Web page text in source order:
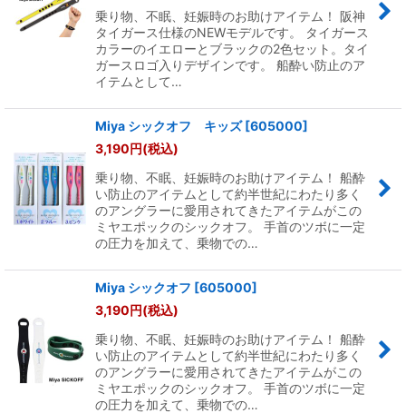
乗り物、不眠、妊娠時のお助けアイテム！ 阪神
タイガース仕様のNEWモデルです。 タイガース
カラーのイエローとブラックの2色セット。タイ
ガースロゴ入りデザインです。 船酔い防止のア
イテムとして…
Miya シックオフ キッズ [605000]
3,190円(税込)
乗り物、不眠、妊娠時のお助けアイテム！ 船酔
い防止のアイテムとして約半世紀にわたり多く
のアングラーに愛用されてきたアイテムがこの
ミヤエポックのシックオフ。 手首のツボに一定
の圧力を加えて、乗物での…
Miya シックオフ [605000]
3,190円(税込)
乗り物、不眠、妊娠時のお助けアイテム！ 船酔
い防止のアイテムとして約半世紀にわたり多く
のアングラーに愛用されてきたアイテムがこの
ミヤエポックのシックオフ。 手首のツボに一定
の圧力を加えて、乗物での…